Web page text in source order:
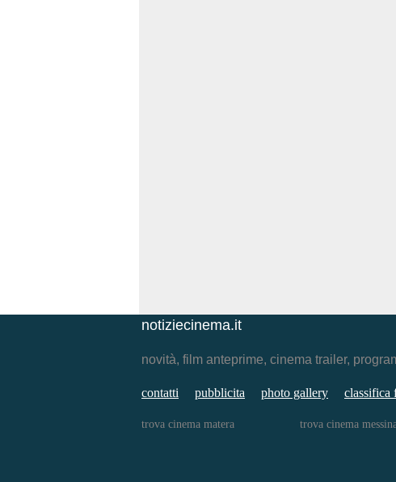
notiziecinema.it
novità, film anteprime, cinema trailer,
contatti pubblicita photo gallery classifica
trova cinema matera trova cinema